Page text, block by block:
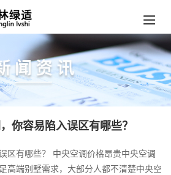
你容易陷入误区有哪些？
区有哪些？ 中央空调价格昂贵中央空调
高端别墅需求，大部分人都不清楚中央空